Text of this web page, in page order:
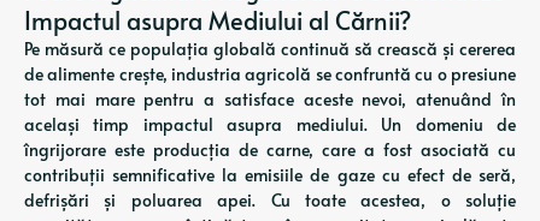
Impactul asupra Mediului al Cărnii?
Pe măsură ce populația globală continuă să crească și cererea
de alimente crește, industria agricolă se confruntă cu o presiune
tot mai mare pentru a satisface aceste nevoi, atenuând în
același timp impactul asupra mediului. Un domeniu de
îngrijorare este producția de carne, care a fost asociată cu
contribuții semnificative la emisiile de gaze cu efect de seră,
defrișări și poluarea apei. Cu toate acestea, o soluție